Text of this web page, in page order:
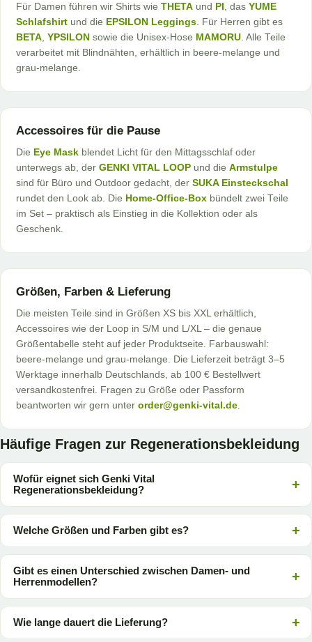
der
Produktseite
gewählt
werden
Für Damen führen wir Shirts wie THETA und PI , das YUME
Schlafshirt und die EPSILON Leggings. Für Herren gibt es
BETA, YPSILON sowie die Unisex-Hose MAMORU. Alle Teile
verarbeitet mit Blindnähten, erhältlich in beere-melange und
grau-melange.
Accessoires für die Pause
Die Eye Mask blendet Licht für den Mittagsschlaf oder
unterwegs ab, der GENKI VITAL LOOP und die Armstulpe
sind für Büro und Outdoor gedacht, der SUKA Einsteckschal
rundet den Look ab. Die Home-Office-Box bündelt zwei Teile
im Set – praktisch als Einstieg in die Kollektion oder als
Geschenk.
Größen, Farben & Lieferung
Die meisten Teile sind in Größen XS bis XXL erhältlich,
Accessoires wie der Loop in S/M und L/XL – die genaue
Größentabelle steht auf jeder Produktseite. Farbauswahl:
beere-melange und grau-melange. Die Lieferzeit beträgt 3–5
Werktage innerhalb Deutschlands, ab 100 € Bestellwert
versandkostenfrei. Fragen zu Größe oder Passform
beantworten wir gern unter order@genki-vital.de.
Häufige Fragen zur Regenerationsbekleidung
Wofür eignet sich Genki Vital
Regenerationsbekleidung?
Welche Größen und Farben gibt es?
Gibt es einen Unterschied zwischen Damen- und
Herrenmodellen?
Wie lange dauert die Lieferung?